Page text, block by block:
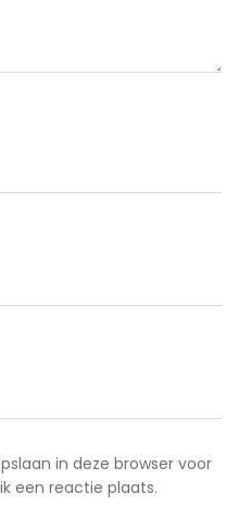
in deze browser voor
een reactie plaats.